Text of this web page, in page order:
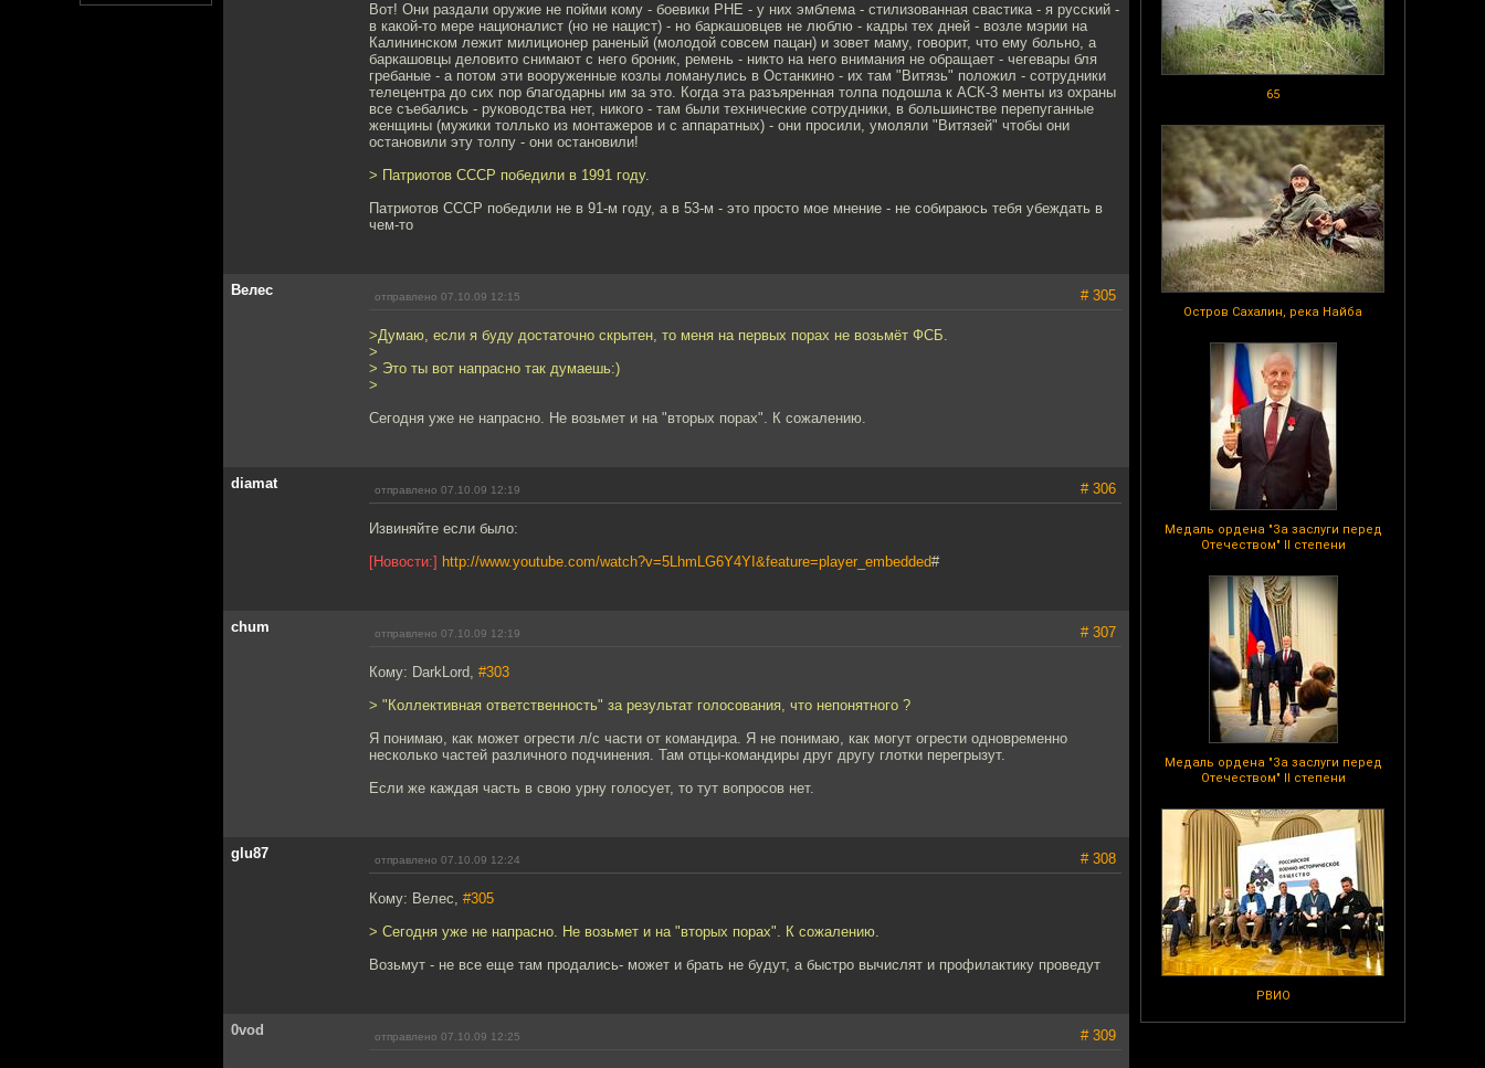
65
Остров Сахалин, река Найба
Медаль ордена "За заслуги перед
Отечеством" II степени
Медаль ордена "За заслуги перед
Отечеством" II степени
РВИО
Вот! Они раздали оружие не пойми кому - боевики РНЕ - у них эмблема - стилизованная свастика - я русский -
в какой-то мере националист (но не нацист) - но баркашовцев не люблю - кадры тех дней - возле мэрии на
Калининском лежит милиционер раненый (молодой совсем пацан) и зовет маму, говорит, что ему больно, а
баркашовцы деловито снимают с него броник, ремень - никто на него внимания не обращает - чегевары бля
гребаные - а потом эти вооруженные козлы ломанулись в Останкино - их там "Витязь" положил - сотрудники
телецентра до сих пор благодарны им за это. Когда эта разъяренная толпа подошла к АСК-3 менты из охраны
все съебались - руководства нет, никого - там были технические сотрудники, в большинстве перепуганные
женщины (мужики толлько из монтажеров и с аппаратных) - они просили, умоляли "Витязей" чтобы они
остановили эту толпу - они остановили!
> Патриотов СССР победили в 1991 году.
Патриотов СССР победили не в 91-м году, а в 53-м - это просто мое мнение - не собираюсь тебя убеждать в
чем-то
Велес отправлено 07.10.09 12:15 # 305
>Думаю, если я буду достаточно скрытен, то меня на первых порах не возьмёт ФСБ.
>
> Это ты вот напрасно так думаешь:)
>
Сегодня уже не напрасно. Не возьмет и на "вторых порах". К сожалению.
diamat отправлено 07.10.09 12:19 # 306
Извиняйте если было:
[Новости:] http://www.youtube.com/watch?v=5LhmLG6Y4YI&feature=player_embedded#
chum отправлено 07.10.09 12:19 # 307
Кому: DarkLord, #303
> "Коллективная ответственность" за результат голосования, что непонятного ?
Я понимаю, как может огрести л/с части от командира. Я не понимаю, как могут огрести одновременно
несколько частей различного подчинения. Там отцы-командиры друг другу глотки перегрызут.
Если же каждая часть в свою урну голосует, то тут вопросов нет.
glu87 отправлено 07.10.09 12:24 # 308
Кому: Велес, #305
> Сегодня уже не напрасно. Не возьмет и на "вторых порах". К сожалению.
Возьмут - не все еще там продались- может и брать не будут, а быстро вычислят и профилактику проведут
0vod отправлено 07.10.09 12:25 # 309